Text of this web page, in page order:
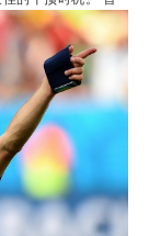
直接告诉您“我来
型、也最容易被...